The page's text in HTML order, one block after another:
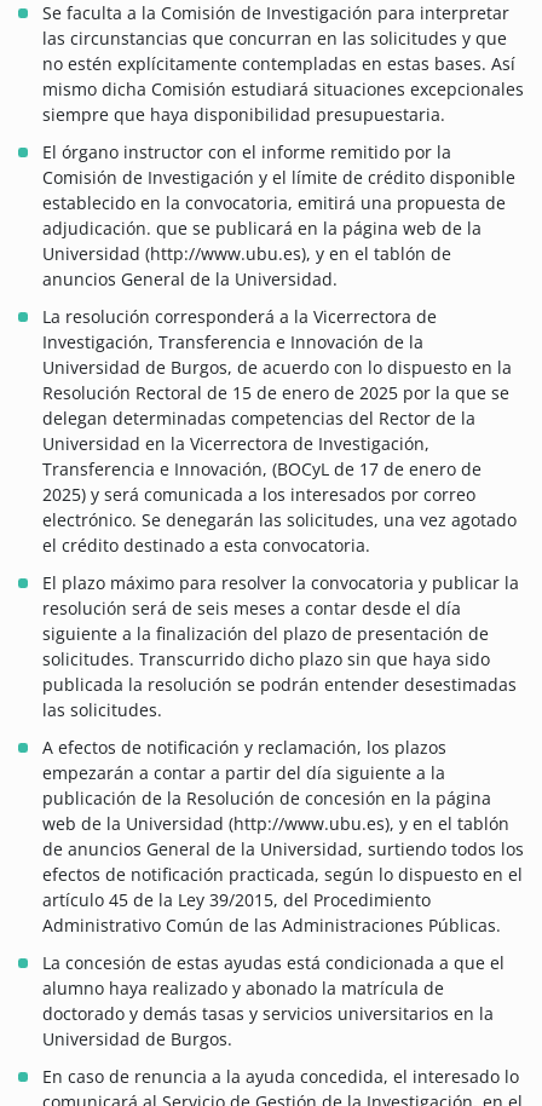
Se faculta a la Comisión de Investigación para interpretar
las circunstancias que concurran en las solicitudes y que
no estén explícitamente contempladas en estas bases. Así
mismo dicha Comisión estudiará situaciones excepcionales
siempre que haya disponibilidad presupuestaria.
El órgano instructor con el informe remitido por la
Comisión de Investigación y el límite de crédito disponible
establecido en la convocatoria, emitirá una propuesta de
adjudicación. que se publicará en la página web de la
Universidad (http://www.ubu.es), y en el tablón de
anuncios General de la Universidad.
La resolución corresponderá a la Vicerrectora de
Investigación, Transferencia e Innovación de la
Universidad de Burgos, de acuerdo con lo dispuesto en la
Resolución Rectoral de 15 de enero de 2025 por la que se
delegan determinadas competencias del Rector de la
Universidad en la Vicerrectora de Investigación,
Transferencia e Innovación, (BOCyL de 17 de enero de
2025) y será comunicada a los interesados por correo
electrónico. Se denegarán las solicitudes, una vez agotado
el crédito destinado a esta convocatoria.
El plazo máximo para resolver la convocatoria y publicar la
resolución será de seis meses a contar desde el día
siguiente a la finalización del plazo de presentación de
solicitudes. Transcurrido dicho plazo sin que haya sido
publicada la resolución se podrán entender desestimadas
las solicitudes.
A efectos de notificación y reclamación, los plazos
empezarán a contar a partir del día siguiente a la
publicación de la Resolución de concesión en la página
web de la Universidad (http://www.ubu.es), y en el tablón
de anuncios General de la Universidad, surtiendo todos los
efectos de notificación practicada, según lo dispuesto en el
artículo 45 de la Ley 39/2015, del Procedimiento
Administrativo Común de las Administraciones Públicas.
La concesión de estas ayudas está condicionada a que el
alumno haya realizado y abonado la matrícula de
doctorado y demás tasas y servicios universitarios en la
Universidad de Burgos.
En caso de renuncia a la ayuda concedida, el interesado lo